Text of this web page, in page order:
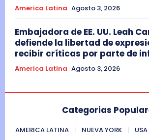
America Latina Agosto 3, 2026
Embajadora de EE. UU. Leah
defiende la libertad de
recibir críticas por parte de
America Latina Agosto 3, 2026
Categorias
AMERICA LATINA NUEVA YORK USA